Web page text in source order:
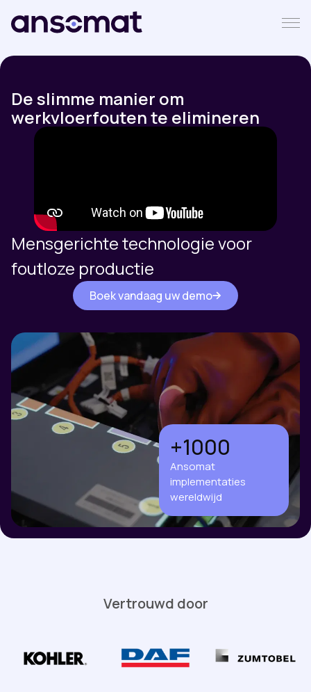
De slimme manier om
werkvloerfouten te elimineren
Mensgerichte technologie voor
foutloze productie
Boek vandaag uw demo
+1000
Ansomat
implementaties
wereldwijd
Vertrouwd door